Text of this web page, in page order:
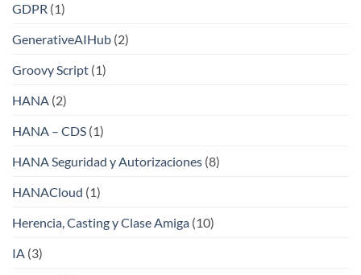
GDPR (1)
GenerativeAIHub (2)
Groovy Script (1)
HANA (2)
HANA – CDS (1)
HANA Seguridad y Autorizaciones (8)
HANACloud (1)
Herencia, Casting y Clase Amiga (10)
IA (3)